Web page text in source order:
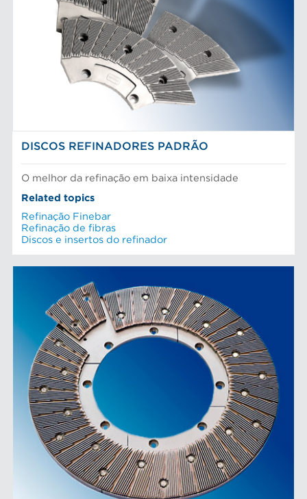
DISCOS REFINADORES PADRÃO
O melhor da refinação em baixa intensidade
Related topics
Refinação Finebar
Refinação de fibras
Discos e insertos do refinador